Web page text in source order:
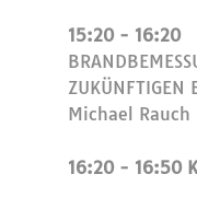
15:20 - 16:20
ZUKÜNFTIGEN
Michael Rauch
16:20 - 16:50